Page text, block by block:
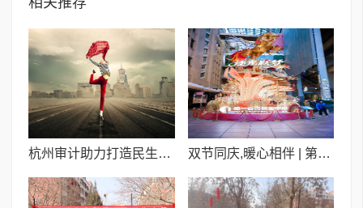
杭州审计助力打造民生交通新标杆 双节同庆,暖心相伴 | 第一百货“大拜年”新春浪漫季